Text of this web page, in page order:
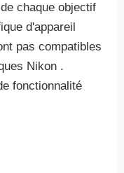
chaque objectif
d'appareil
pas compatibles
Nikon .
fonctionnalité